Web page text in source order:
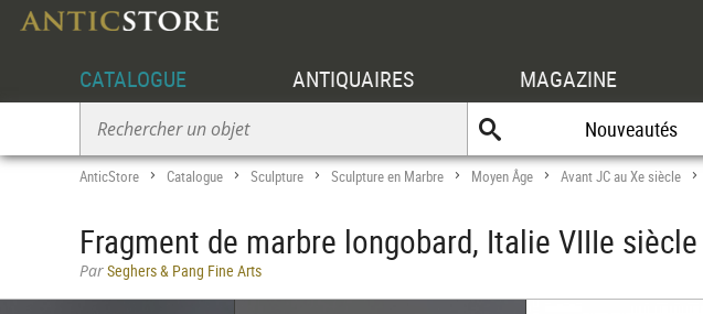
CATALOGUE ANTIQUAIRES MAGAZINE
Nouveautés
AnticStore > Catalogue > Sculpture > Sculpture en Marbre > Moyen Âge > Avant JC au Xe siècle >
Fragment de marbre longobard, Italie VIIIe siècle
ParSeghers & Pang Fine Arts